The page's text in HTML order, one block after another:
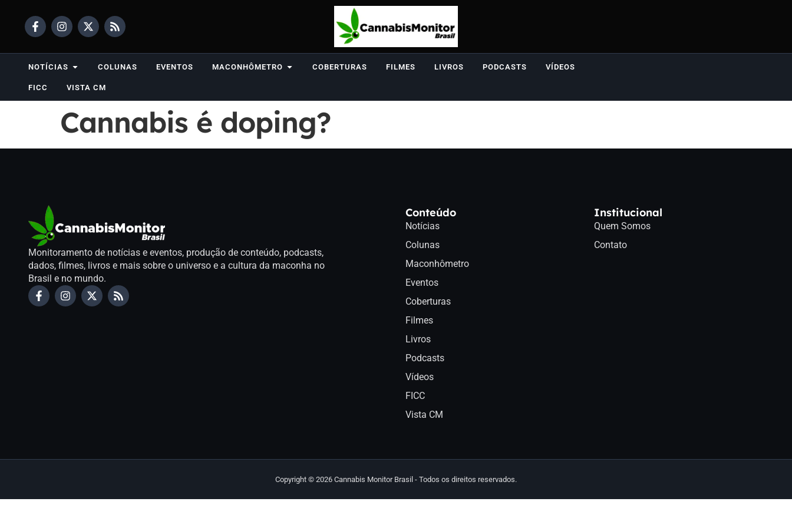
NOTÍCIAS COLUNAS EVENTOS MACONHÔMETRO COBERTURAS FILMES LIVROS PODCASTS VÍDEOS
FICC VISTA CM
Cannabis é doping?
Monitoramento de notícias e eventos, produção de conteúdo, podcasts,
dados, filmes, livros e mais sobre o universo e a cultura da maconha no
Brasil e no mundo.
Conteúdo
Notícias
Colunas
Maconhômetro
Eventos
Coberturas
Filmes
Livros
Podcasts
Vídeos
FICC
Vista CM
Institucional
Quem Somos
Contato
Copyright © 2026 Cannabis Monitor Brasil - Todos os direitos reservados.